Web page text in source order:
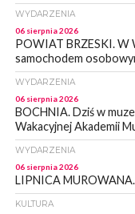
WYDARZENIA
06 sierpnia 2026
POWIAT BRZESKI. W
samochodem
WYDARZENIA
06 sierpnia 2026
BOCHNIA. Dziś w
Wakacyjnej Akademii
WYDARZENIA
06 sierpnia 2026
LIPNICA
KULTURA